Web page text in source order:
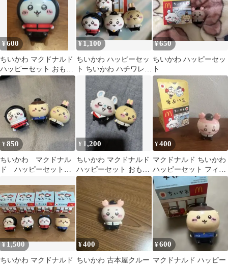
¥600
ちいかわ マクドナルド
ハッピーセット おもち
ゃ
¥1,100
ちいかわ ハッピーセッ
ト ちいかわ ハチワレ
うさぎ2026
¥650
ちいかわ ハッピーセッ
ト
¥850
ちいかわ マクドナル
ド ハッピーセット
¥ 1,200
ちいかわ マクドナルド
ハッピーセット おもち
ゃ 2種セット
¥400
マクドナルド ちいかわ
ハッピーセット フィギ
ュア 古本屋
¥1,500
ちいかわ マクドナルド
¥400
ちいかわ 古本屋クルー
¥600
マクドナルド ハッピー